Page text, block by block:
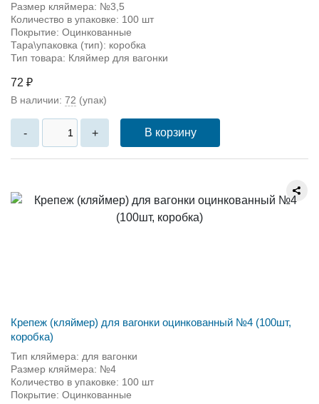
Размер кляймера: №3,5
Количество в упаковке: 100 шт
Покрытие: Оцинкованные
Тара\упаковка (тип): коробка
Тип товара: Кляймер для вагонки
72 ₽
В наличии: 72 (упак)
- + В корзину
Крепеж (кляймер) для вагонки оцинкованный №4 (100шт,
коробка)
Тип кляймера: для вагонки
Размер кляймера: №4
Количество в упаковке: 100 шт
Покрытие: Оцинкованные